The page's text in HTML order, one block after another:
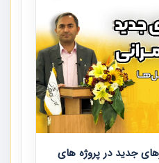
جدید در پروژه های